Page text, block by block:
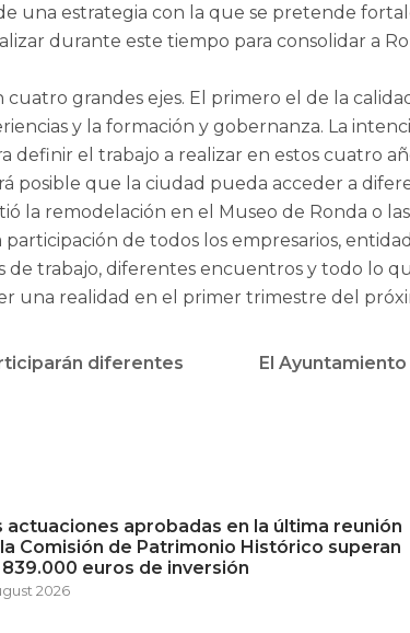
una estrategia con la que se pretende
durante este tiempo para consolidar a
grandes ejes. El primero el de la
y la formación y gobernanza. La
el trabajo a realizar en estos cuatro
posible que la ciudad pueda acceder a
la remodelación en el Museo de Ronda o
de todos los empresarios,
trabajo, diferentes encuentros y todo lo
una realidad en el primer trimestre del
diferentes
El
actuaciones aprobadas en la última reunión
Comisión de Patrimonio Histórico superan
839.000 euros de inversión
2026